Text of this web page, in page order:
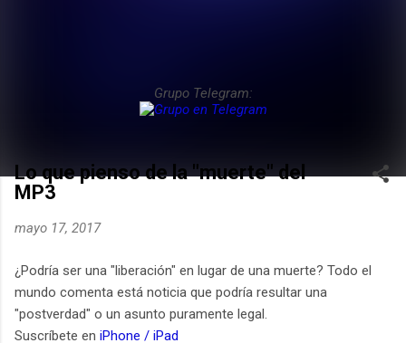
Grupo Telegram:
Lo que pienso de la "muerte" del
MP3
mayo 17, 2017
¿Podría ser una "liberación" en lugar de una muerte? Todo el
mundo comenta está noticia que podría resultar una
"postverdad" o un asunto puramente legal.
Suscríbete en iPhone / iPad